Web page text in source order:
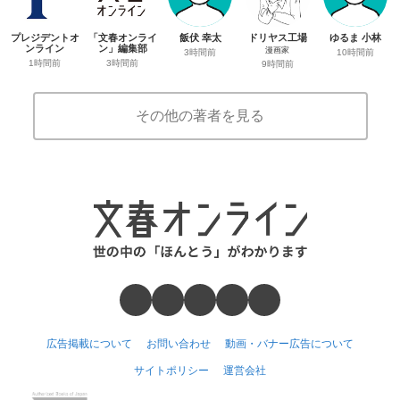
プレジデントオ
ンライン
1時間前
「文春オンライ
ン」編集部
3時間前
飯伏 幸太
3時間前
ドリヤス工場
漫画家
9時間前
ゆるま 小林
10時間前
その他の著者を見る
広告掲載について お問い合わせ 動画・バナー広告について
サイトポリシー 運営会社